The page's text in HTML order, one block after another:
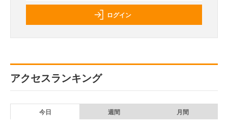
ログイン
アクセスランキング
今日 週間 月間